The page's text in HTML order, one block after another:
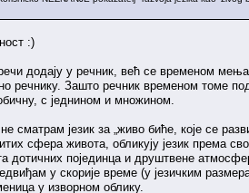
:)
додају у речник, већ се временом
речнику. Зашто речник временом томе
с једнином и множином.
сматрам језик за „живо биће, које се
сфера живота, обликују језик према
дотичних појединца и друштвене
у скорије време (у језичким
у изворном облику.